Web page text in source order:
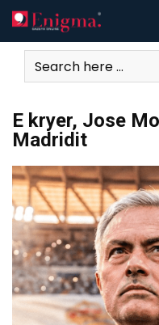
Skip
to
content
E kryer, Jose
Madridit